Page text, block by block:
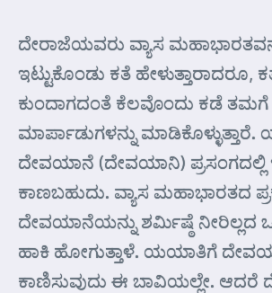
ದೇರಾಜೆಯವರು ವ್ಯಾಸ
ಇಟ್ಟುಕೊಂಡು ಕತೆ
ಕುಂದಾಗದಂತೆ ಕೆಲವೊಂದು ಕಡೆ ತಮಗೆ
ಮಾರ್ಪಾಡುಗಳನ್ನು
ದೇವಯಾನೆ (ದೇವಯಾನಿ) ಪ್ರಸಂಗದಲ್ಲಿ
ಕಾಣಬಹುದು. ವ್ಯಾಸ ಮಹಾಭಾರತದ
ದೇವಯಾನೆಯನ್ನು ಶರ್ಮಿಷ್ಠೆ ನೀರಿಲ್ಲದ
ಹಾಕಿ ಹೋಗುತ್ತಾಳೆ. ಯಯಾತಿಗೆ
ಕಾಣಿಸುವುದು ಈ ಬಾವಿಯಲ್ಲೇ.